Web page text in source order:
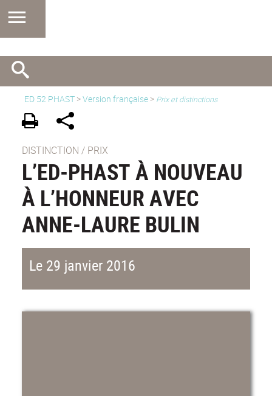
ED 52 PHAST >Version française > Prix et distinctions
DISTINCTION / PRIX
L’ED-PHAST À NOUVEAU
À L’HONNEUR AVEC
ANNE-LAURE BULIN
Le 29 janvier 2016